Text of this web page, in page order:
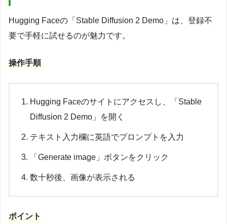
Hugging Faceの「Stable Diffusion 2 Demo」は、登録不
要で手軽に試せるのが魅力です。
操作手順
Hugging Faceのサイトにアクセスし、「Stable
Diffusion 2 Demo」を開く
テキスト入力欄に英語でプロンプトを入力
「Generate image」ボタンをクリック
数十秒後、画像が表示される
ポイント